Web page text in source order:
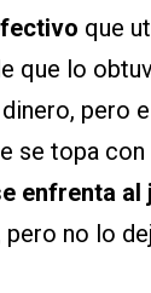
que
que lo
pero
se topa
enfrenta al
pero no lo